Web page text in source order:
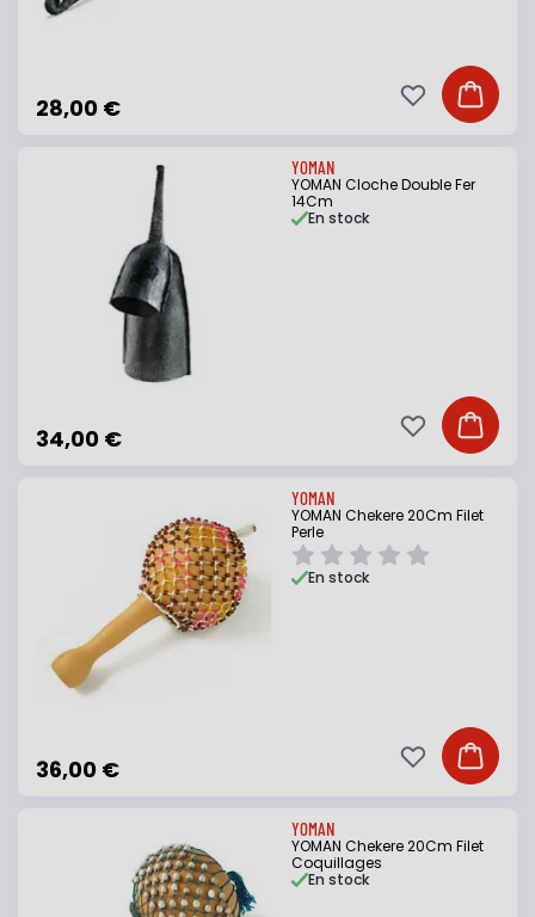
28,00 € Ajouter
Ajouter à ma
YOMAN
YOMAN Cloche Double Fer
14Cm
34,00 €
En stock
Ajouter
Ajouter à ma
YOMAN
YOMAN Chekere 20Cm Filet
Perle
36,00 €
En stock
Ajouter
Ajouter à ma
YOMAN
YOMAN Chekere 20Cm Filet
Coquillages
En stock